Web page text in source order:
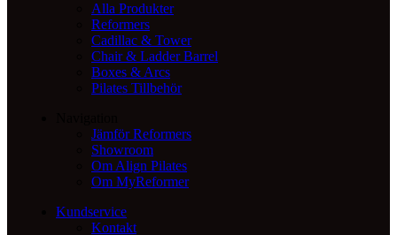
Alla Produkter
Reformers
Cadillac & Tower
Chair & Ladder Barrel
Boxes & Arcs
Pilates Tillbehör
Jämför Reformers
Showroom
Om Align Pilates
Om MyReformer
Kundservice
Kontakt